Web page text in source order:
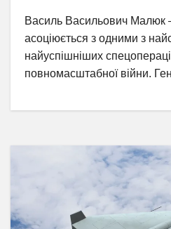
Василь Васильович Малюк
асоціюється з одними з
найуспішніших
повномасштабної війни.